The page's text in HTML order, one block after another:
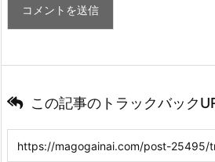
この記事のトラックバック